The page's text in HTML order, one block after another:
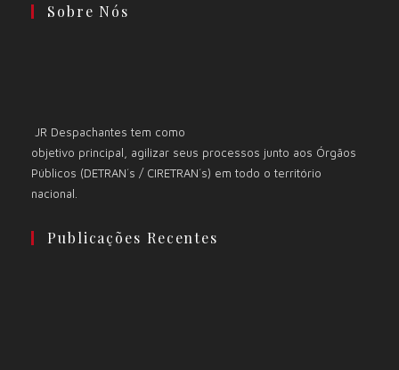
Sobre Nós
JR Despachantes tem como
objetivo principal, agilizar seus processos junto aos Órgãos
Públicos (DETRAN´s / CIRETRAN´s) em todo o território
nacional.
Publicações Recentes